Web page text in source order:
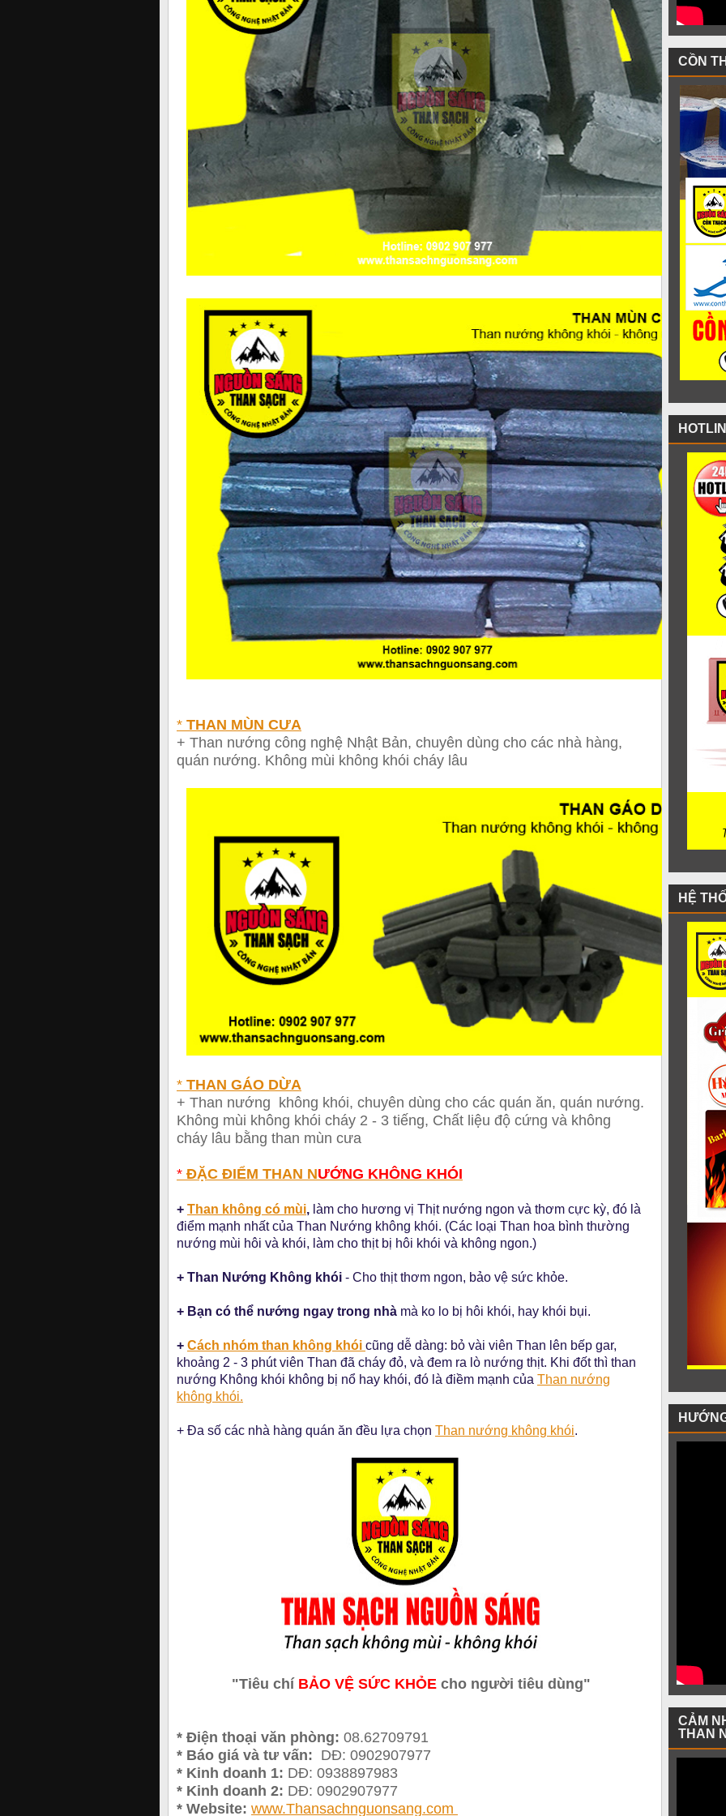
* THAN MÙN CƯA
+ Than nướng công nghệ Nhật Bản, chuyên dùng cho các nhà hàng,
quán nướng. Không mùi không khói cháy lâu
* THAN GÁO DỪA
+ Than nướng không khói, chuyên dùng cho các quán ăn, quán nướng.
Không mùi không khói cháy 2 - 3 tiếng, Chất liệu độ cứng và không
cháy lâu bằng than mùn cưa
* ĐẶC ĐIỂM THAN NƯỚNG KHÔNG KHÓI
+ Than không có mùi, làm cho hương vị Thịt nướng ngon và thơm cực kỳ, đó là
điểm mạnh nhất của Than Nướng không khói. (Các loại Than hoa bình thường
nướng mùi hôi và khói, làm cho thịt bị hôi khói và không ngon.)
+ Than Nướng Không khói - Cho thịt thơm ngon, bảo vệ sức khỏe.
+ Bạn có thể nướng ngay trong nhà mà ko lo bị hôi khói, hay khói bụi.
+ Cách nhóm than không khói cũng dễ dàng: bỏ vài viên Than lên bếp gar,
khoảng 2 - 3 phút viên Than đã cháy đỏ, và đem ra lò nướng thịt. Khi đốt thì than
nướng Không khói không bị nổ hay khói, đó là điềm mạnh của Than nướng
không khói.
+ Đa số các nhà hàng quán ăn đều lựa chọn Than nướng không khói.
"Tiêu chí BẢO VỆ SỨC KHỎEcho người tiêu dùng"
* Điện thoại văn phòng: 08.62709791
* Báo giá và tư vấn: DĐ: 0902907977
* Kinh doanh 1: DĐ: 0938897983
* Kinh doanh 2: DĐ: 0902907977
* Website: www.Thansachnguonsang.com
CỒN
HỆ
CẢM
THAN